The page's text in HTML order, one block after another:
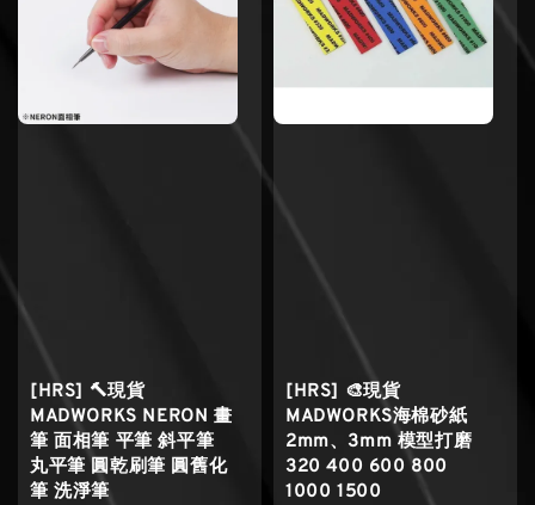
[HRS] 🔨現貨
MADWORKS NERON 畫
筆 面相筆 平筆 斜平筆
丸平筆 圓乾刷筆 圓舊化
筆 洗淨筆
[HRS] 🎨現貨
MADWORKS海棉砂紙
2mm、3mm 模型打磨
320 400 600 800
1000 1500